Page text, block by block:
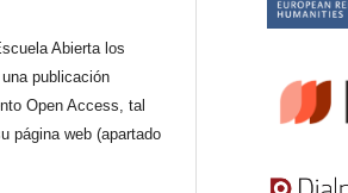
Abierta los
publicación
Open Access, tal
página web (apartado